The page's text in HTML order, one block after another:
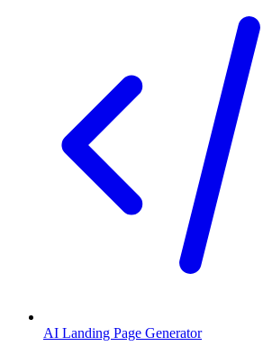
AI Landing Page Generator